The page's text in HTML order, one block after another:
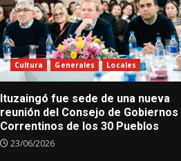
Cultura Generales Locales
Ituzaingó fue sede de una nueva
reunión del Consejo de Gobiernos
Correntinos de los 30 Pueblos
23/06/2026